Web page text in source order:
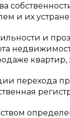
и их
и
перехода